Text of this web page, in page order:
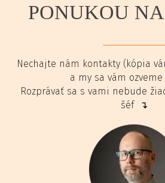
PONUKOU
Nechajte nám kontakty (kópia
a my sa vám
Rozprávať sa s vami nebude
šéf ↴